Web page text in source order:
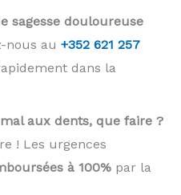
sagesse douloureuse
nous au +352 621 257
dans la
aux dents, que faire ?
! Les urgences
à 100% par la